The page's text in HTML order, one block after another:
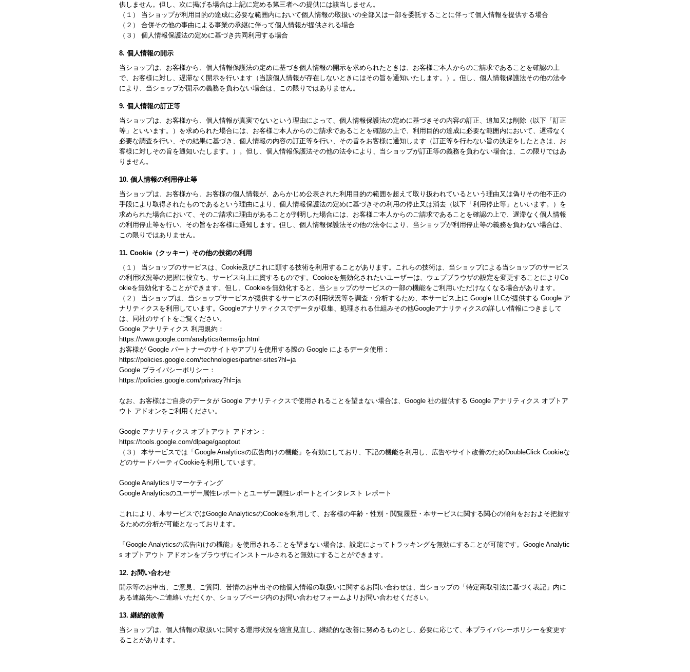
供しません。但し、次に掲げる場合は上記に定める第三者への提供には該当しません。
（１） 当ショップが利用目的の達成に必要な範囲内において個人情報の取扱いの全部又は一部を委託することに伴って個人情報を提供する場合
（２） 合併その他の事由による事業の承継に伴って個人情報が提供される場合
（３） 個人情報保護法の定めに基づき共同利用する場合
8. 個人情報の開示
当ショップは、お客様から、個人情報保護法の定めに基づき個人情報の開示を求められたときは、お客様ご本人からのご請求であることを確認の上
で、お客様に対し、遅滞なく開示を行います（当該個人情報が存在しないときにはその旨を通知いたします。）。但し、個人情報保護法その他の法令
により、当ショップが開示の義務を負わない場合は、この限りではありません。
9. 個人情報の訂正等
当ショップは、お客様から、個人情報が真実でないという理由によって、個人情報保護法の定めに基づきその内容の訂正、追加又は削除（以下「訂正
等」といいます。）を求められた場合には、お客様ご本人からのご請求であることを確認の上で、利用目的の達成に必要な範囲内において、遅滞なく
必要な調査を行い、その結果に基づき、個人情報の内容の訂正等を行い、その旨をお客様に通知します（訂正等を行わない旨の決定をしたときは、お
客様に対しその旨を通知いたします。）。但し、個人情報保護法その他の法令により、当ショップが訂正等の義務を負わない場合は、この限りではあ
りません。
10. 個人情報の利用停止等
当ショップは、お客様から、お客様の個人情報が、あらかじめ公表された利用目的の範囲を超えて取り扱われているという理由又は偽りその他不正の
手段により取得されたものであるという理由により、個人情報保護法の定めに基づきその利用の停止又は消去（以下「利用停止等」といいます。）を
求められた場合において、そのご請求に理由があることが判明した場合には、お客様ご本人からのご請求であることを確認の上で、遅滞なく個人情報
の利用停止等を行い、その旨をお客様に通知します。但し、個人情報保護法その他の法令により、当ショップが利用停止等の義務を負わない場合は、
この限りではありません。
11. Cookie（クッキー）その他の技術の利用
（１） 当ショップのサービスは、Cookie及びこれに類する技術を利用することがあります。これらの技術は、当ショップによる当ショップのサービス
の利用状況等の把握に役立ち、サービス向上に資するものです。Cookieを無効化されたいユーザーは、ウェブブラウザの設定を変更することによりCo
okieを無効化することができます。但し、Cookieを無効化すると、当ショップのサービスの一部の機能をご利用いただけなくなる場合があります。
（２） 当ショップは、当ショップサービスが提供するサービスの利用状況等を調査・分析するため、本サービス上に Google LLCが提供する Google ア
ナリティクスを利用しています。Googleアナリティクスでデータが収集、処理される仕組みその他Googleアナリティクスの詳しい情報につきまして
は、同社のサイトをご覧ください。
Google アナリティクス 利用規約：
https://www.google.com/analytics/terms/jp.html
お客様が Google パートナーのサイトやアプリを使用する際の Google によるデータ使用：
https://policies.google.com/technologies/partner-sites?hl=ja
Google プライバシーポリシー：
https://policies.google.com/privacy?hl=ja
なお、お客様はご自身のデータが Google アナリティクスで使用されることを望まない場合は、Google 社の提供する Google アナリティクス オプトア
ウト アドオンをご利用ください。
Google アナリティクス オプトアウト アドオン：
https://tools.google.com/dlpage/gaoptout
（３） 本サービスでは「Google Analyticsの広告向けの機能」を有効にしており、下記の機能を利用し、広告やサイト改善のためDoubleClick Cookieな
どのサードパーティCookieを利用しています。
Google Analyticsリマーケティング
Google Analyticsのユーザー属性レポートとユーザー属性レポートとインタレスト レポート
これにより、本サービスではGoogle AnalyticsのCookieを利用して、お客様の年齢・性別・閲覧履歴・本サービスに関する関心の傾向をおおよそ把握す
るための分析が可能となっております。
「Google Analyticsの広告向けの機能」を使用されることを望まない場合は、設定によってトラッキングを無効にすることが可能です。Google Analytic
s オプトアウト アドオンをブラウザにインストールされると無効にすることができます。
12. お問い合わせ
開示等のお申出、ご意見、ご質問、苦情のお申出その他個人情報の取扱いに関するお問い合わせは、当ショップの「特定商取引法に基づく表記」内に
ある連絡先へご連絡いただくか、ショップページ内のお問い合わせフォームよりお問い合わせください。
13. 継続的改善
当ショップは、個人情報の取扱いに関する運用状況を適宜見直し、継続的な改善に努めるものとし、必要に応じて、本プライバシーポリシーを変更す
ることがあります。